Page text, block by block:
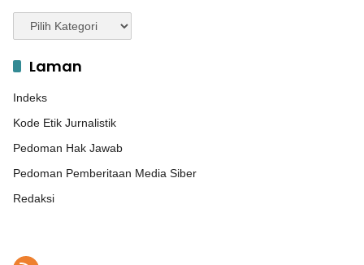
Kategori
Laman
Indeks
Kode Etik Jurnalistik
Pedoman Hak Jawab
Pedoman Pemberitaan Media Siber
Redaksi